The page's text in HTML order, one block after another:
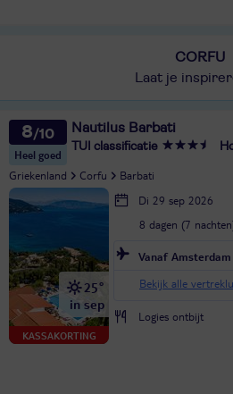
CORFU
Laat je
8
Heel goed
Nautilus Barbati
TUI classificatie
Griekenland Corfu Barbati
KASSAKORTING
25°
in sep
Di 29 sep 2026
8 dagen (7
Vanaf Amsterdam
Bekijk alle
Logies ontbijt